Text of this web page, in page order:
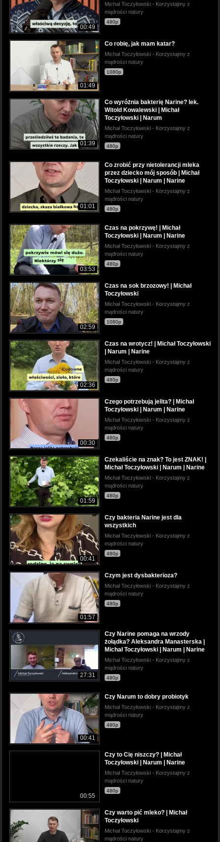
00:49
Michał Toczyłowski - Korzystajmy z
mądrości natury
480p
01:49
Co robię, jak mam katar?
Michał Toczyłowski - Korzystajmy z
mądrości natury
1080p
01:39
Co wyróżnia bakterię Narine? lek.
Witold Kowalewski | Michał
Toczyłowski | Narum
Michał Toczyłowski - Korzystajmy z
mądrości natury
480p
01:01
Co zrobić przy nietolerancji mleka
przez dziecko mój sposób | Michał
Toczyłowski | Narum | Narine
Michał Toczyłowski - Korzystajmy z
mądrości natury
480p
03:53
Czas na pokrzywę! | Michał
Toczyłowski | Narum | Narine
Michał Toczyłowski - Korzystajmy z
mądrości natury
480p
02:59
Czas na sok brzozowy! | Michał
Toczyłowski
Michał Toczyłowski - Korzystajmy z
mądrości natury
1080p
02:36
Czas na wrotycz! | Michał Toczyłowski
| Narum | Narine
Michał Toczyłowski - Korzystajmy z
mądrości natury
480p
00:30
Czego potrzebują jelita? | Michał
Toczyłowski | Narum | Narine
Michał Toczyłowski - Korzystajmy z
mądrości natury
480p
01:59
Czekaliście na znak? To jest ZNAK! |
Michał Toczyłowski | Narum | Narine
Michał Toczyłowski - Korzystajmy z
mądrości natury
480p
00:41
Czy bakteria Narine jest dla
wszystkich
Michał Toczyłowski - Korzystajmy z
mądrości natury
480p
01:57
Czym jest dysbakterioza?
Michał Toczyłowski - Korzystajmy z
mądrości natury
480p
27:31
Czy Narine pomaga na wrzody
żołądka? Aleksandra Manasterska |
Michał Toczyłowski | Narum | Narine
Michał Toczyłowski - Korzystajmy z
mądrości natury
480p
00:41
Czy Narum to dobry probiotyk
Michał Toczyłowski - Korzystajmy z
mądrości natury
480p
00:55
Czy to Cię niszczy? | Michał
Toczyłowski | Narum | Narine
Michał Toczyłowski - Korzystajmy z
mądrości natury
480p
Czy warto pić mleko? | Michał
Toczyłowski
Michał Toczyłowski - Korzystajmy z
mądrości natury